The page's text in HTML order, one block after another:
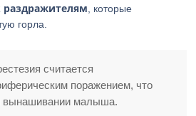
раздражителям , которые
горла.
считается
поражением, что
вынашивании малыша.